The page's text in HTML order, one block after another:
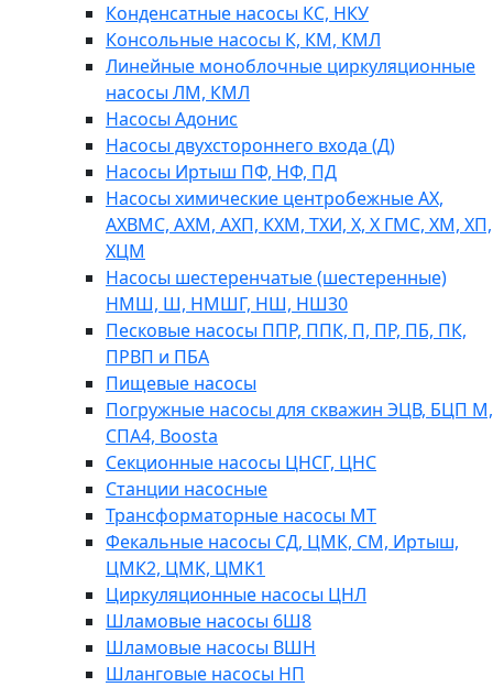
Конденсатные насосы КС, НКУ
Консольные насосы К, КМ, КМЛ
Линейные моноблочные циркуляционные
насосы ЛМ, КМЛ
Насосы Адонис
Насосы двухстороннего входа (Д)
Насосы Иртыш ПФ, НФ, ПД
Насосы химические центробежные АХ,
АХВМС, АХМ, АХП, КХМ, ТХИ, Х, Х ГМС, ХМ, ХП,
ХЦМ
Насосы шестеренчатые (шестеренные)
НМШ, Ш, НМШГ, НШ, НШ30
Песковые насосы ППР, ППК, П, ПР, ПБ, ПК,
ПРВП и ПБА
Пищевые насосы
Погружные насосы для скважин ЭЦВ, БЦП М,
СПА4, Boosta
Секционные насосы ЦНСГ, ЦНС
Станции насосные
Трансформаторные насосы МТ
Фекальные насосы СД, ЦМК, СМ, Иртыш,
ЦМК2, ЦМК, ЦМК1
Циркуляционные насосы ЦНЛ
Шламовые насосы 6Ш8
Шламовые насосы ВШН
Шланговые насосы НП